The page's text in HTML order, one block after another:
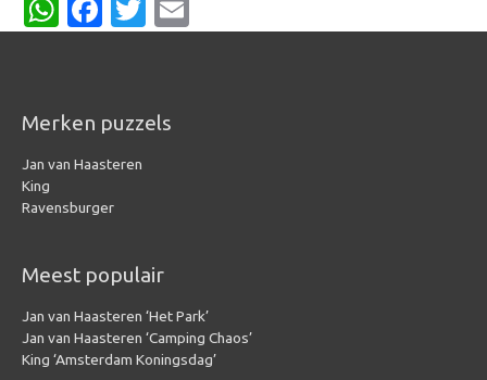
WhatsApp
Facebook
Twitter
Merken puzzels
Jan van Haasteren
King
Ravensburger
Meest populair
Jan van Haasteren ‘Het Park’
Jan van Haasteren ‘Camping Chaos’
King ‘Amsterdam Koningsdag’